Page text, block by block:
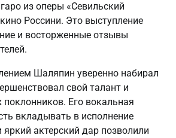
из оперы «Севильский
Россини. Это выступление
и восторженные отзывы
Шаляпин уверенно набирал
свой талант и
Его вокальная
вкладывать в исполнение
яркий актерский дар позволили